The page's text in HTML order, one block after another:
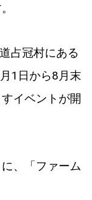
占冠村にある
1日から8月末
イベントが開
、「ファーム